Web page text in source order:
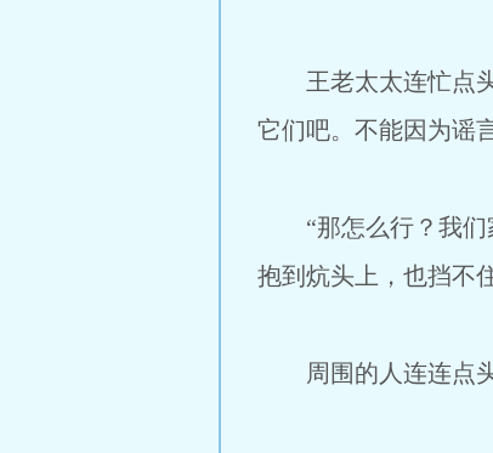
王老太太连忙点头
它们吧。不能因为谣
“那怎么行？我们
抱到炕头上，也挡不
周围的人连连点头